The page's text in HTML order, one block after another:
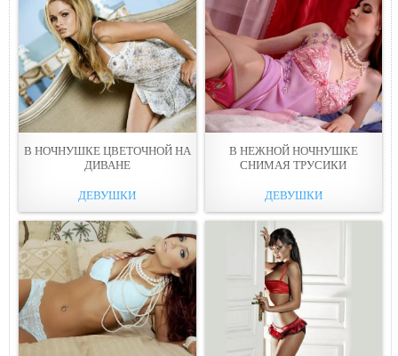
В НОЧНУШКЕ ЦВЕТОЧНОЙ НА
ДИВАНE
ДЕВУШКИ
В НЕЖНOЙ НОЧНУШКЕ
СНИМАЯ ТРУСИКИ
ДЕВУШКИ